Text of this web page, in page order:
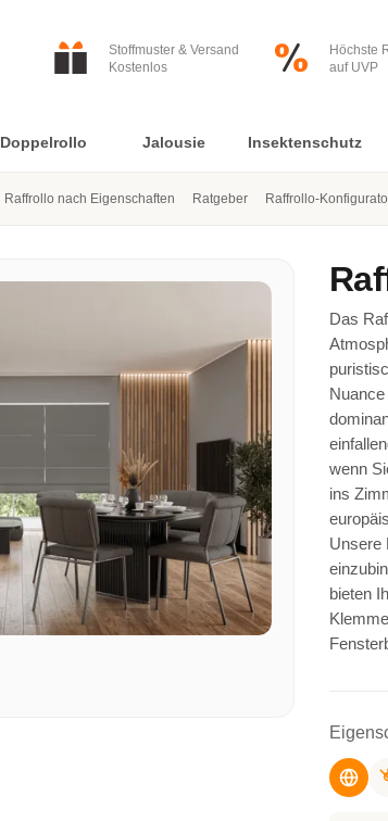
Stoffmuster & Versand
Kostenlos
Höchste
auf UVP
Doppelrollo Jalousie Insektenschutz
Raffrollo nach Eigenschaften Ratgeber Raffrollo-
Das
wenn
ins
Unsere
bieten